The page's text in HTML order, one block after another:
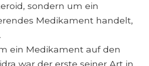
sondern um ein
Medikament handelt,
ein Medikament auf den
war der erste seiner Art in